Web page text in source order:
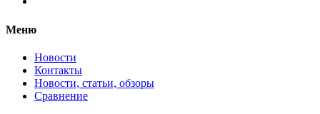
Меню
Новости
Контакты
Новости, статьи, обзоры
Сравнение